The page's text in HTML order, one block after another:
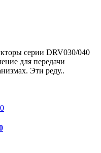
серии DRV030/040
для передачи
Эти реду..